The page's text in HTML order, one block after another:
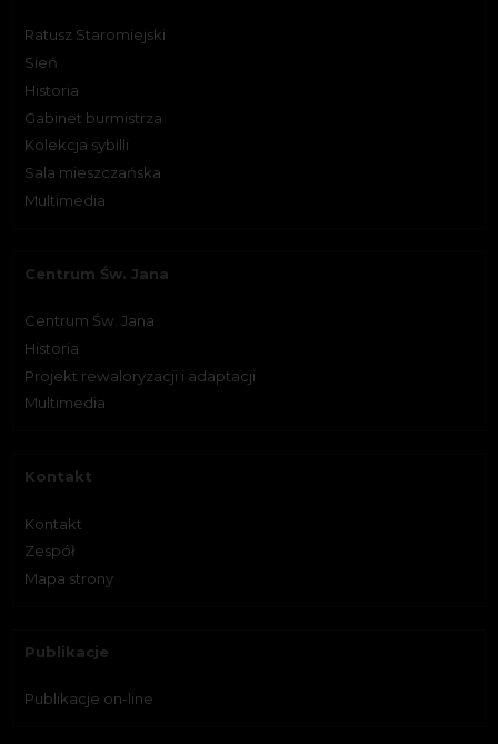
Ratusz Staromiejski
Sień
Historia
Gabinet burmistrza
Kolekcja sybilli
Sala mieszczańska
Multimedia
Centrum Św. Jana
Centrum Św. Jana
Historia
Projekt rewaloryzacji i adaptacji
Multimedia
Kontakt
Kontakt
Zespół
Mapa strony
Publikacje
Publikacje on-line